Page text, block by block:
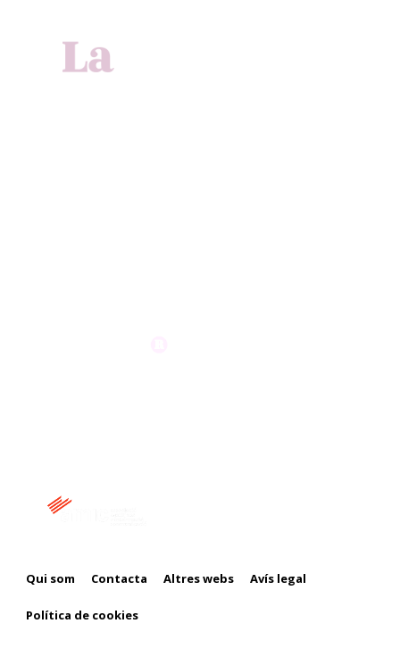
Qui som Contacta Altres webs Avís legal
Política de cookies